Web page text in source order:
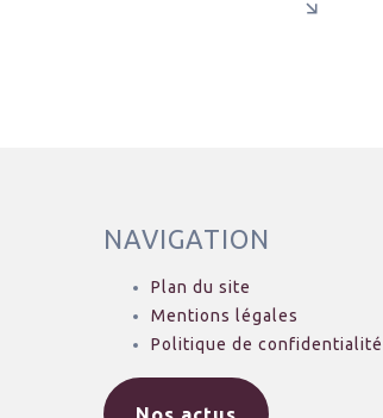
NAVIGATION
Plan du site
Mentions légales
Politique de confidentialité